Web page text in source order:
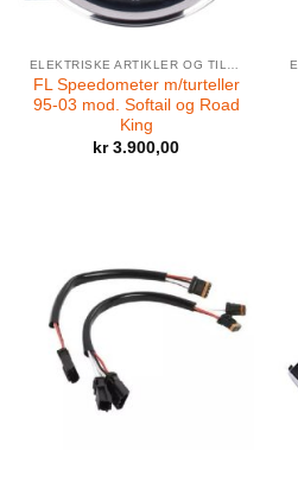
FL Speedometer m/turteller
95-03 mod. Softail og Road
King
kr3.900,00